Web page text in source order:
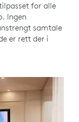
for alle
Ingen
samtale
er rett der i